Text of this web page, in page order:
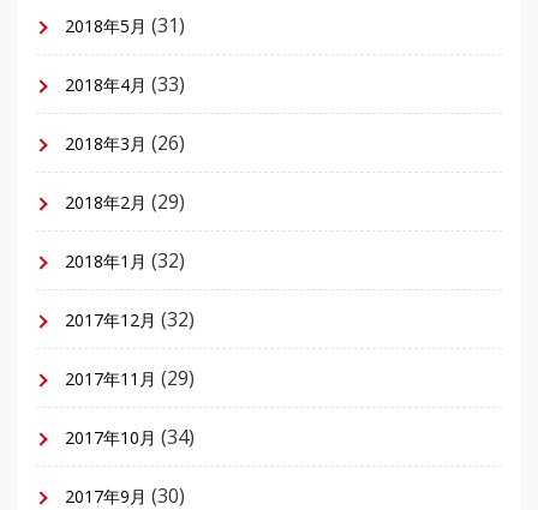
2018年5月 (31)
2018年4月 (33)
2018年3月 (26)
2018年2月 (29)
2018年1月 (32)
2017年12月 (32)
2017年11月 (29)
2017年10月 (34)
2017年9月 (30)